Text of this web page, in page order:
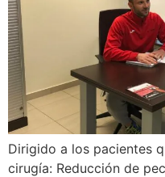
Dirigido a los pacientes
cirugía: Reducción de